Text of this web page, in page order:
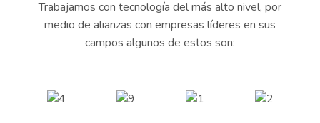
Trabajamos con tecnología del más alto nivel, por
medio de alianzas con empresas líderes en sus
campos algunos de estos son: